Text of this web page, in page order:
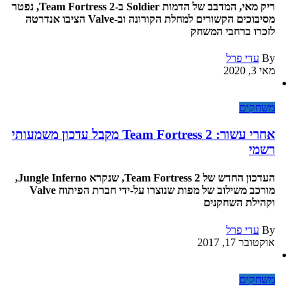
ריק מאי, המדבב של הדמות Soldier ב-Team Fortress 2, נפטר
מסיבוכים הקשורים למחלת הקורונה וב-Valve הציבו אנדרטה
לזכרו ברחבי המשחק
By עדי פרל
מאי 3, 2020
משחקים
אחרי עשור: Team Fortress 2 מקבל עדכון משמעותי
רשמי
העדכון החדש של Team Fortress 2, שנקרא Jungle Inferno,
מורכב משילוב של מפות שנוצרו על-ידי חברת הפיתוח Valve
וקהילת השחקנים
By עדי פרל
אוקטובר 17, 2017
משחקים